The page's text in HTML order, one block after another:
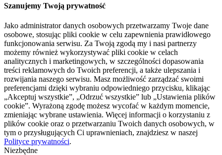
Szanujemy Twoją prywatność
Jako administrator danych osobowych przetwarzamy Twoje dane
osobowe, stosując pliki cookie w celu zapewnienia prawidłowego
funkcjonowania serwisu. Za Twoją zgodą my i nasi partnerzy
możemy również wykorzystywać pliki cookie w celach
analitycznych i marketingowych, w szczególności dopasowania
treści reklamowych do Twoich preferencji, a także ulepszania i
rozwijania naszego serwisu. Masz możliwość zarządzać swoimi
preferencjami dzięki wybraniu odpowiedniego przycisku, klikając
„Akceptuj wszystkie”, „Odrzuć wszystkie” lub „Ustawienia plików
cookie”. Wyrażoną zgodę możesz wycofać w każdym momencie,
zmieniając wybrane ustawienia. Więcej informacji o korzystaniu z
plików cookie oraz o przetwarzaniu Twoich danych osobowych, w
tym o przysługujących Ci uprawnieniach, znajdziesz w naszej
Polityce prywatności.
Niezbędne